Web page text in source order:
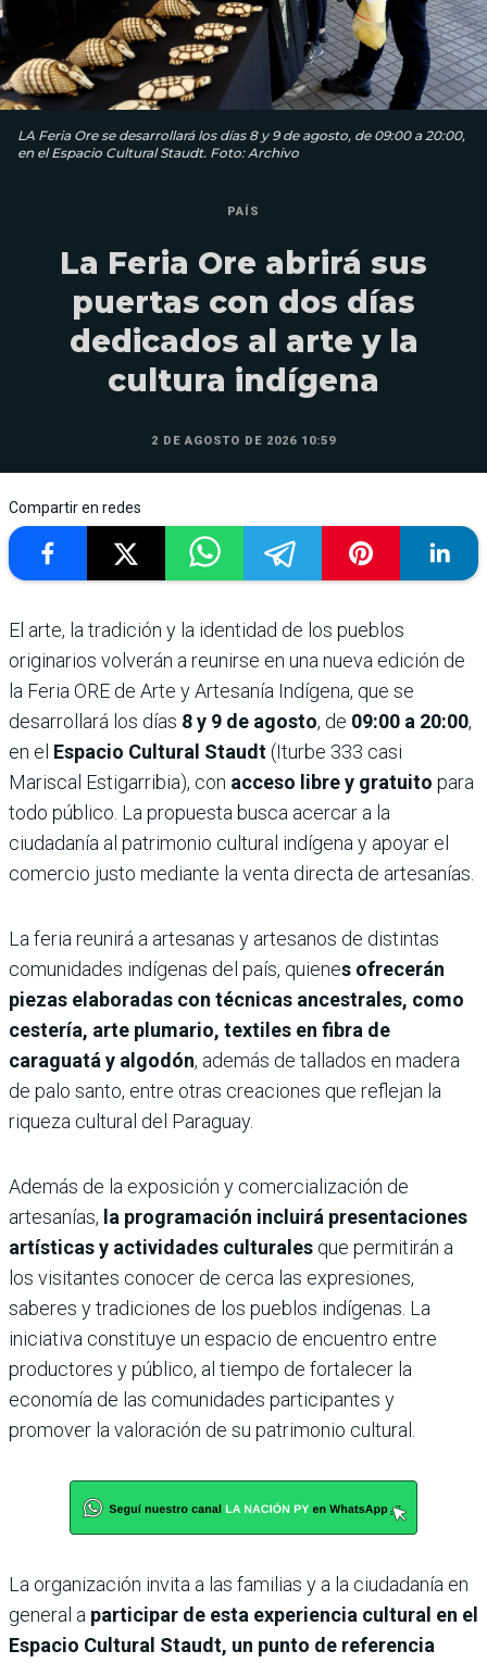
LA Feria Ore se desarrollará los días 8 y 9 de agosto, de 09:00 a 20:00,
en el Espacio Cultural Staudt. Foto: Archivo
PAÍS
La Feria Ore abrirá sus
puertas con dos días
dedicados al arte y la
cultura indígena
2 DE AGOSTO DE 2026 10:59
Compartir en redes
El arte, la tradición y la identidad de los pueblos
originarios volverán a reunirse en una nueva edición de
la Feria ORE de Arte y Artesanía Indígena, que se
desarrollará los días 8 y 9 de agosto, de 09:00 a 20:00,
en el Espacio Cultural Staudt(Iturbe 333 casi
Mariscal Estigarribia), con acceso libre y gratuito para
todo público. La propuesta busca acercar a la
ciudadanía al patrimonio cultural indígena y apoyar el
comercio justo mediante la venta directa de artesanías.
La feria reunirá a artesanas y artesanos de distintas
comunidades indígenas del país, quienes ofrecerán
piezas elaboradas con técnicas ancestrales, como
cestería, arte plumario, textiles en fibra de
caraguatá y algodón, además de tallados en madera
de palo santo, entre otras creaciones que reflejan la
riqueza cultural del Paraguay.
Además de la exposición y comercialización de
artesanías, la programación incluirá presentaciones
artísticas y actividades culturales que permitirán a
los visitantes conocer de cerca las expresiones,
saberes y tradiciones de los pueblos indígenas. La
iniciativa constituye un espacio de encuentro entre
productores y público, al tiempo de fortalecer la
economía de las comunidades participantes y
promover la valoración de su patrimonio cultural.
La organización invita a las familias y a la ciudadanía en
general a participar de esta experiencia cultural en el
Espacio Cultural Staudt, un punto de referencia